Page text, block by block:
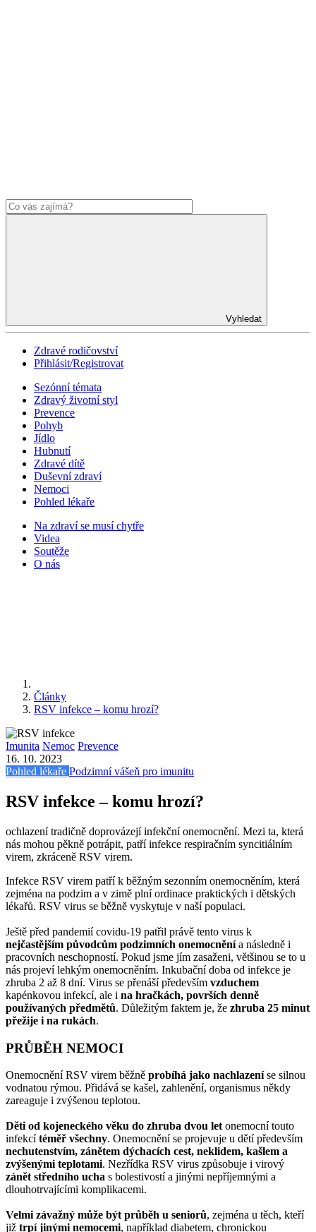
Vyhledat
Zdravé rodičovství
Přihlásit/Registrovat
Sezónní témata
Zdravý životní styl
Prevence
Pohyb
Jídlo
Hubnutí
Zdravé dítě
Duševní zdraví
Nemoci
Pohled lékaře
Na zdraví se musí chytře
Videa
Soutěže
O nás
Články
RSV infekce – komu hrozí?
Imunita Nemoc Prevence
16. 10. 2023
Pohled lékaře Podzimní vášeň pro imunitu
RSV infekce – komu hrozí?
ochlazení tradičně doprovázejí infekční onemocnění. Mezi ta, která
nás mohou pěkně potrápit, patří infekce respiračním syncitiálním
virem, zkráceně RSV virem.
Infekce RSV virem patří k běžným sezonním onemocněním, která
zejména na podzim a v zimě plní ordinace praktických i dětských
lékařů. RSV virus se běžně vyskytuje v naší populaci.
Ještě před pandemií covidu-19 patřil právě tento virus k
nejčastějším původcům podzimních onemocněnía následně i
pracovních neschopností. Pokud jsme jím zasaženi, většinou se to u
nás projeví lehkým onemocněním. Inkubační doba od infekce je
zhruba 2 až 8 dní. Virus se přenáší především vzduchem
kapénkovou infekcí, ale i na hračkách, površích denně
používaných předmětů. Důležitým faktem je, že zhruba 25 minut
přežije i na rukách.
PRŮBĚH NEMOCI
Onemocnění RSV virem běžně probíhá jako nachlazeníse silnou
vodnatou rýmou. Přidává se kašel, zahlenění, organismus někdy
zareaguje i zvýšenou teplotou.
Děti od kojeneckého věku do zhruba dvou let onemocní touto
infekcítéměř všechny. Onemocnění se projevuje u dětí především
nechutenstvím, zánětem dýchacích cest, neklidem, kašlem a
zvýšenými teplotami. Nezřídka RSV virus způsobuje i virový
zánět středního ucha s bolestivostí a jinými nepříjemnými a
dlouhotrvajícími komplikacemi.
Velmi závažný může být průběh u seniorů, zejména u těch, kteří
již trpí jinými nemocemi, například diabetem, chronickou